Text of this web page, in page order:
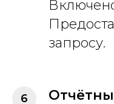
запросу.